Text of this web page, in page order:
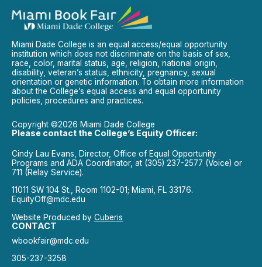
Miami Dade College is an equal access/equal opportunity
institution which does not discriminate on the basis of sex,
race, color, marital status, age, religion, national origin,
disability, veteran’s status, ethnicity, pregnancy, sexual
orientation or genetic information. To obtain more information
about the College’s equal access and equal opportunity
policies, procedures and practices.
Copyright ©2026 Miami Dade College
Please contact the College’s Equity Officer:
Cindy Lau Evans, Director, Office of Equal Opportunity
Programs and ADA Coordinator, at (305) 237-2577 (Voice) or
711 (Relay Service).
11011 SW 104 St., Room 1102-01; Miami, FL 33176.
EquityOff@mdc.edu
Website Produced by Cuberis
CONTACT
wbookfair@mdc.edu
305-237-3258